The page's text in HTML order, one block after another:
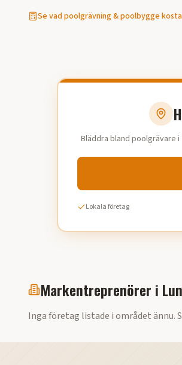
Se vadpoolgrävning & poolbygge
Bläddra bland poolgrävare
Lokala företag
Markentreprenörer i
Inga företag listade i området ännu.